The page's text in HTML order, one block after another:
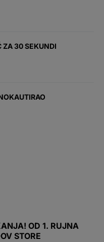
ZA 30 SEKUNDI
OD 1. RUJNA
STORE